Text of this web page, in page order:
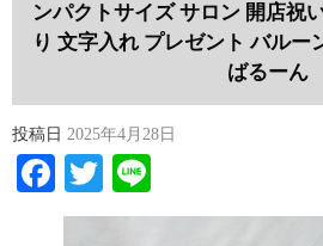
ンパクトサイズ サロン 開店祝
り 文字入れ プレゼント バルー
ばるーん
投稿日 2025年4月28日
Facebook
Twitter